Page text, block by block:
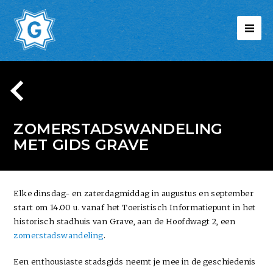
ZOMERSTADSWANDELING
MET GIDS GRAVE
Elke dinsdag- en zaterdagmiddag in augustus en september
start om 14.00 u. vanaf het Toeristisch Informatiepunt in het
historisch stadhuis van Grave, aan de Hoofdwagt 2, een
zomerstadswandeling.
Een enthousiaste stadsgids neemt je mee in de geschiedenis